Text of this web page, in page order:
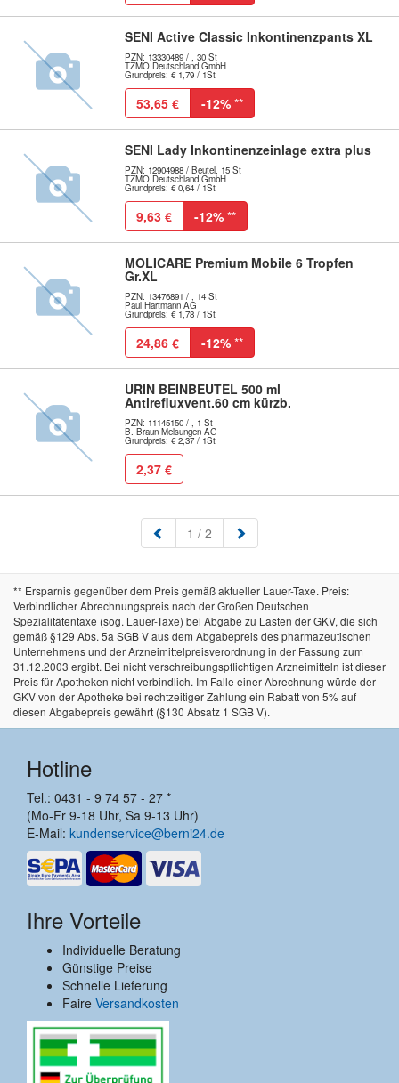
SENI Active Classic Inkontinenzpants XL
PZN: 13330489 / , 30 St
TZMO Deutschland GmbH
Grundpreis: € 1,79 / 1St
53,65 € -12% **
SENI Lady Inkontinenzeinlage extra plus
PZN: 12904988 / Beutel, 15 St
TZMO Deutschland GmbH
Grundpreis: € 0,64 / 1St
9,63 € -12% **
MOLICARE Premium Mobile 6 Tropfen
Gr.XL
PZN: 13476891 / , 14 St
Paul Hartmann AG
Grundpreis: € 1,78 / 1St
24,86 € -12% **
URIN BEINBEUTEL 500 ml
Antirefluxvent.60 cm kürzb.
PZN: 11145150 / , 1 St
B. Braun Melsungen AG
Grundpreis: € 2,37 / 1St
2,37 €
1 (aktuell)
/ 2
** Ersparnis gegenüber dem Preis gemäß aktueller Lauer-Taxe. Preis:
Verbindlicher Abrechnungspreis nach der Großen Deutschen
Spezialitätentaxe (sog. Lauer-Taxe) bei Abgabe zu Lasten der GKV, die sich
gemäß §129 Abs. 5a SGB V aus dem Abgabepreis des pharmazeutischen
Unternehmens und der Arzneimittelpreisverordnung in der Fassung zum
31.12.2003 ergibt. Bei nicht verschreibungspflichtigen Arzneimitteln ist dieser
Preis für Apotheken nicht verbindlich. Im Falle einer Abrechnung würde der
GKV von der Apotheke bei rechtzeitiger Zahlung ein Rabatt von 5% auf
diesen Abgabepreis gewährt (§130 Absatz 1 SGB V).
Hotline
Tel.: 0431 - 9 74 57 - 27 *
(Mo-Fr 9-18 Uhr, Sa 9-13 Uhr)
E-Mail: kundenservice@berni24.de
Ihre Vorteile
Individuelle Beratung
Günstige Preise
Schnelle Lieferung
Faire Versandkosten